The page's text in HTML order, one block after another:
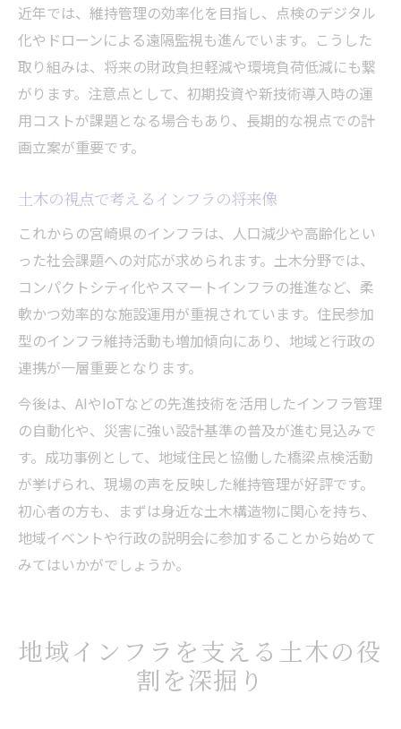
近年では、維持管理の効率化を目指し、点検のデジタル
化やドローンによる遠隔監視も進んでいます。こうした
取り組みは、将来の財政負担軽減や環境負荷低減にも繋
がります。注意点として、初期投資や新技術導入時の運
用コストが課題となる場合もあり、長期的な視点での計
画立案が重要です。
土木の視点で考えるインフラの将来像
これからの宮崎県のインフラは、人口減少や高齢化とい
った社会課題への対応が求められます。土木分野では、
コンパクトシティ化やスマートインフラの推進など、柔
軟かつ効率的な施設運用が重視されています。住民参加
型のインフラ維持活動も増加傾向にあり、地域と行政の
連携が一層重要となります。
今後は、AIやIoTなどの先進技術を活用したインフラ管理
の自動化や、災害に強い設計基準の普及が進む見込みで
す。成功事例として、地域住民と協働した橋梁点検活動
が挙げられ、現場の声を反映した維持管理が好評です。
初心者の方も、まずは身近な土木構造物に関心を持ち、
地域イベントや行政の説明会に参加することから始めて
みてはいかがでしょうか。
地域インフラを支える土木の役
割を深掘り